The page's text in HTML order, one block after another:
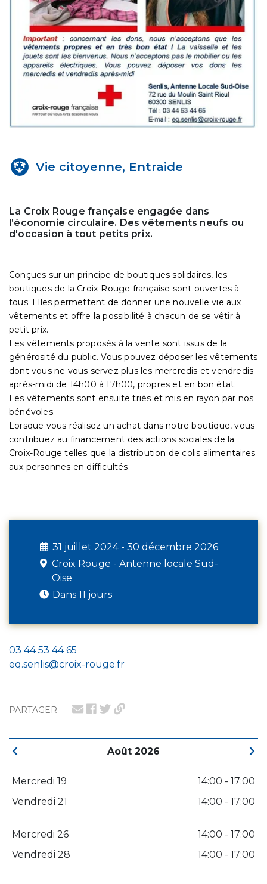
PARTAGER
Août 2026
Mercredi 19
14:00 - 17:00
Vendredi 21
14:00 - 17:00
Mercredi 26
14:00 - 17:00
Vendredi 28
14:00 - 17:00
Vie citoyenne, Entraide
La Croix Rouge française engagée dans
l’économie circulaire. Des vêtements neufs ou
d'occasion à tout petits prix.
Conçues sur un principe de boutiques solidaires, les
boutiques de la Croix-Rouge française sont ouvertes à
tous. Elles permettent de donner une nouvelle vie aux
vêtements et offre la possibilité à chacun de se vêtir à
petit prix.
Les vêtements proposés à la vente sont issus de la
générosité du public. Vous pouvez déposer les vêtements
dont vous ne vous servez plus les mercredis et vendredis
après-midi de 14h00 à 17h00, propres et en bon état.
Les vêtements sont ensuite triés et mis en rayon par nos
bénévoles.
Lorsque vous réalisez un achat dans notre boutique, vous
contribuez au financement des actions sociales de la
Croix-Rouge telles que la distribution de colis alimentaires
aux personnes en difficultés.
31 juillet 2024 - 30 décembre 2026
Croix Rouge - Antenne locale Sud-
Oise
Dans 11 jours
03 44 53 44 65
eq.senlis@croix-rouge.fr